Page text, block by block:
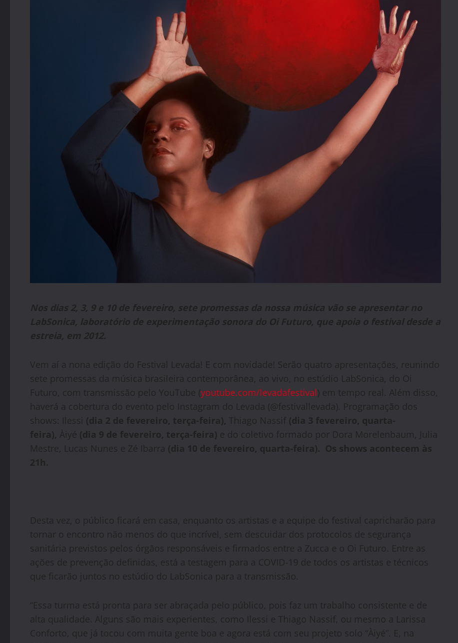
Nos dias 2, 3, 9 e 10 de fevereiro, sete promessas da nossa música vão se apresentar no
LabSonica, laboratório de experimentação sonora do Oi Futuro, que apoia o festival desde a
estreia, em 2012.
Vem aí a nona edição do Festival Levada! E com novidade! Serão quatro apresentações, reunindo
sete promessas da música brasileira contemporânea, ao vivo, no estúdio LabSonica, do Oi
Futuro, com transmissão pelo YouTube (youtube.com/levadafestival) em tempo real. Além disso,
haverá a cobertura do evento pelo Instagram do Levada (@festivallevada). Programação dos
shows: Ilessi (dia 2 de fevereiro, terça-feira), Thiago Nassif (dia 3 fevereiro, quarta-
feira), Àiyé (dia 9 de fevereiro, terça-feira) e do coletivo formado por Dora Morelenbaum, Julia
Mestre, Lucas Nunes e Zé Ibarra (dia 10 de fevereiro, quarta-feira). Os shows acontecem às
21h.
Desta vez, o público ficará em casa, enquanto os artistas e a equipe do festival capricharão para
tornar o encontro não menos do que incrível, sem descuidar dos protocolos de segurança
sanitária previstos pelos órgãos responsáveis e firmados entre a Zucca e o Oi Futuro. Entre as
ações de prevenção definidas, está a testagem para a COVID-19 de todos os artistas e técnicos
que ficarão juntos no estúdio do LabSonica para a transmissão.
“Essa turma está pronta para ser abraçada pelo público, pois faz um trabalho consistente e de
alta qualidade. Alguns são mais experientes, como Ilessi e Thiago Nassif, ou mesmo a Larissa
Conforto, que já tocou com muita gente boa e agora está com seu projeto solo “Àiyé”. E, na